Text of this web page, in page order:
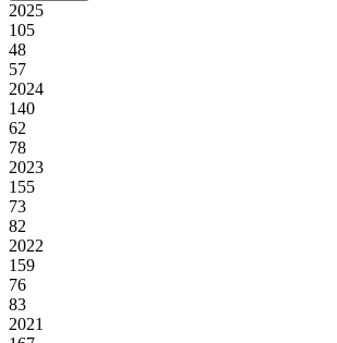
2025
105
48
57
2024
140
62
78
2023
155
73
82
2022
159
76
83
2021